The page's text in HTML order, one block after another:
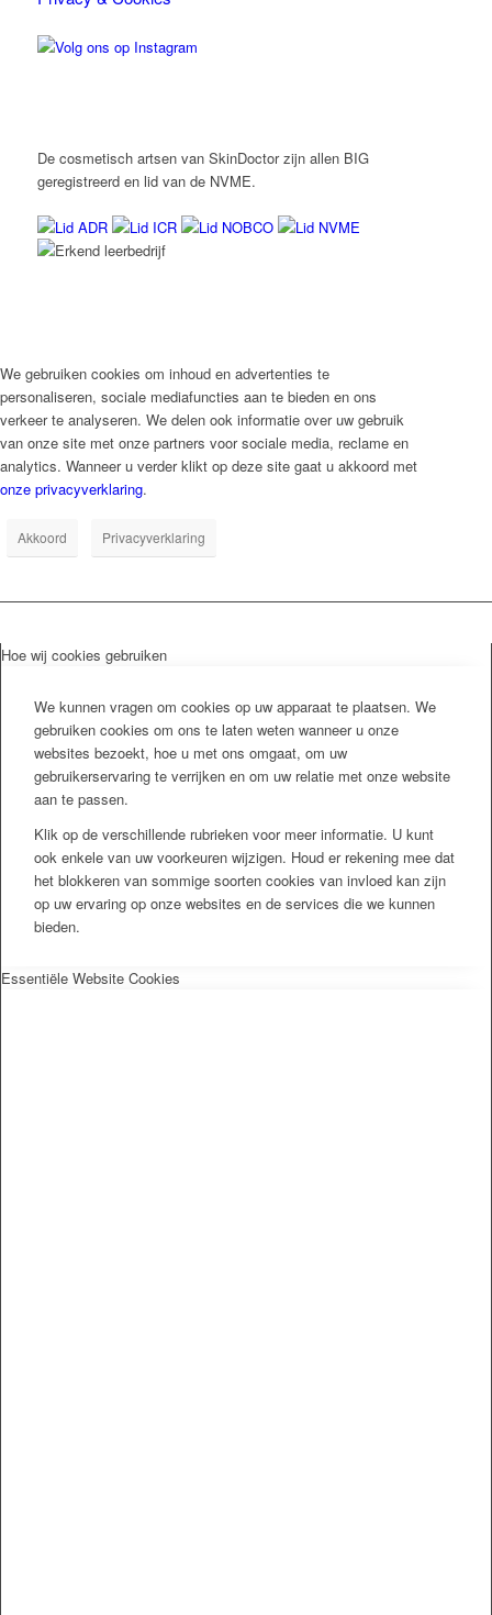
De cosmetisch artsen van SkinDoctor zijn allen BIG
geregistreerd en lid van de NVME.
We gebruiken cookies om inhoud en advertenties te
personaliseren, sociale mediafuncties aan te bieden en ons
verkeer te analyseren. We delen ook informatie over uw gebruik
van onze site met onze partners voor sociale media, reclame en
analytics. Wanneer u verder klikt op deze site gaat u akkoord met
onze privacyverklaring.
Akkoord Privacyverklaring
Hoe wij cookies gebruiken
We kunnen vragen om cookies op uw apparaat te plaatsen. We
gebruiken cookies om ons te laten weten wanneer u onze
websites bezoekt, hoe u met ons omgaat, om uw
gebruikerservaring te verrijken en om uw relatie met onze website
aan te passen.
Klik op de verschillende rubrieken voor meer informatie. U kunt
ook enkele van uw voorkeuren wijzigen. Houd er rekening mee dat
het blokkeren van sommige soorten cookies van invloed kan zijn
op uw ervaring op onze websites en de services die we kunnen
bieden.
Essentiële Website Cookies